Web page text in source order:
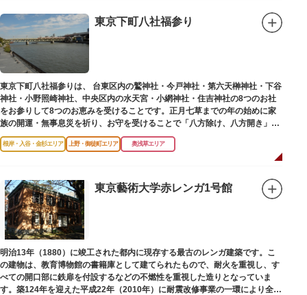
東京下町八社福参り
東京下町八社福参りは、 台東区内の鷲神社・今戸神社・第六天榊神社・下谷
神社・小野照崎神社、中央区内の水天宮・小網神社・住吉神社の8つのお社
をお参りして8つのお恵みを受けることです。正月七草までの年の始めに家
族の開運・無事息災を祈り、お守を受けることで「八方除け、八方開き」に
も通じます。
根岸・入谷・金杉エリア 上野・御徒町エリア 奥浅草エリア
東京藝術大学赤レンガ1号館
明治13年（1880）に竣工された都内に現存する最古のレンガ建築です。こ
の建物は、教育博物館の書籍庫として建てられたもので、耐火を重視し、す
べての開口部に鉄扉を付設するなどの不燃性を重視した造りとなっていま
す。築124年を迎えた平成22年（2010年）に耐震改修事業の一環により全面